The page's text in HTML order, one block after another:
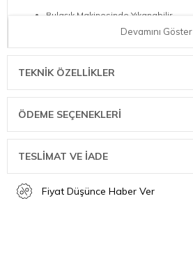
Bulaşık Makinesinde Yıkanabilir
Tutamak Uzunluğu: 19,30 cm
Devamını Göster
TEKNIK ÖZELLIKLER
ÖDEME SEÇENEKLERI
TESLİMAT VE İADE
Fiyat Düşünce Haber Ver